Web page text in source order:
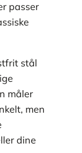
passer
stål
måler
men
dine